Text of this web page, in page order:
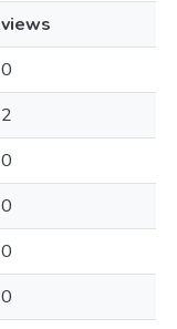
views
0
2
0
0
0
0